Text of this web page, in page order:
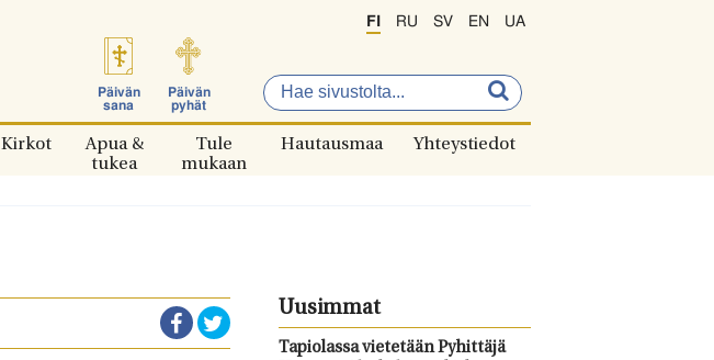
Päivän
sana
Päivän
pyhät
FI RU SV EN UA
Kirkot
Apua &
tukea
Tule
mukaan
Hautausmaa Yhteystiedot
Uusimmat
Tapiolassa vietetään Pyhittäjä